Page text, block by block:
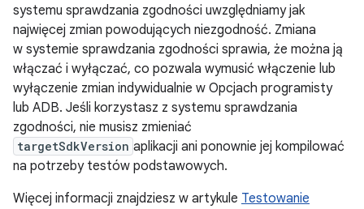
systemu sprawdzania zgodności uwzględniamy jak
najwięcej zmian powodujących niezgodność. Zmiana
w systemie sprawdzania zgodności sprawia, że można ją
włączać i wyłączać, co pozwala wymusić włączenie lub
wyłączenie zmian indywidualnie w Opcjach programisty
lub ADB. Jeśli korzystasz z systemu sprawdzania
zgodności, nie musisz zmieniać
targetSdkVersion aplikacji ani ponownie jej kompilować
na potrzeby testów podstawowych.
Więcej informacji znajdziesz w artykule Testowanie